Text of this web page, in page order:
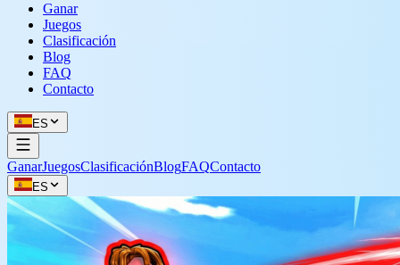
Ganar
Juegos
Clasificación
Blog
FAQ
Contacto
ES
GanarJuegosClasificaciónBlogFAQContacto
ES